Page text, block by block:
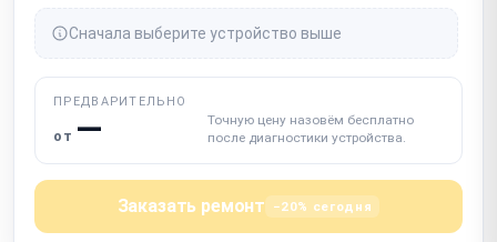
Сначала выберите устройство выше
ПРЕДВАРИТЕЛЬНО
от —
Точную цену назовём бесплатно
после диагностики устройства.
Заказать ремонт −20% сегодня